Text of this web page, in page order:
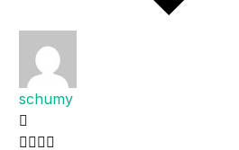
schumy